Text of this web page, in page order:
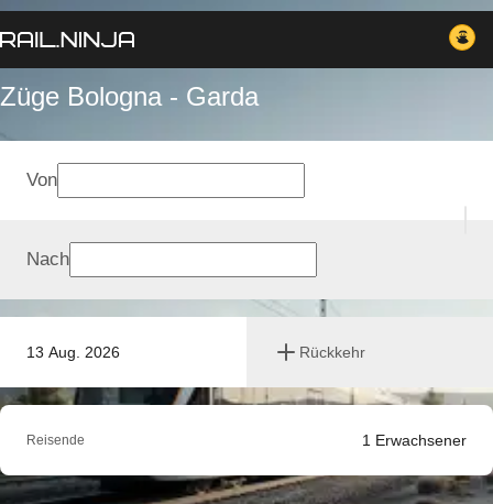
Züge Bologna - Garda
13 Aug. 2026 Rückkehr
Von
Nach
Reisende 1 Erwachsener